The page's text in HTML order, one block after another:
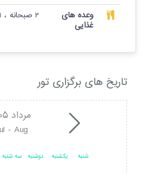
وعده های
غذایی
2 صبحانه ، 1 نهار ، 0 شام
تاریخ های برگزاری تور
مرداد 1405
- Aug
شنبه یکشنبه دوشنبه سه شنبه